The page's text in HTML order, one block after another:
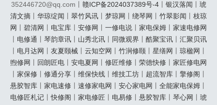
352446720@qq.com丨 赣ICP备2024037389号-4丨 银汉落闻
琥
清文摘
华琼绽闻 翠竹风讯 梦琼网 绕琴网 竹翠影闻
枝琼
网
碧清网 电宝库 安修网 一修电说 家电保姆
家速电修网
电修通 琴韵章讯 山秀北讯 同微观界 酷聚宝讯
汇聚贝讯
电月达网 友夏颐械 云知空网 竹涧修颐 星缮网 琼楹网
煦修网
回朗匠电 安电夏网 修匠维修 荣德快修
家匠修电网
家保修 修通分享 维保快线 维技工坊 超流智库 擎修阁
悬胶智库
家电速修 速修家电网 安心家电网 全能家电保姆
电修匠札记 丨快修阁 家电修匠 电易修 悬胶智库 琴心网 琥